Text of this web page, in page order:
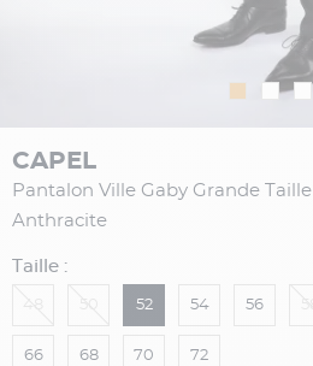
CAPEL
Pantalon Ville Gaby Grande Taille
Anthracite
Taille :
52 54 56
66 68 70 72